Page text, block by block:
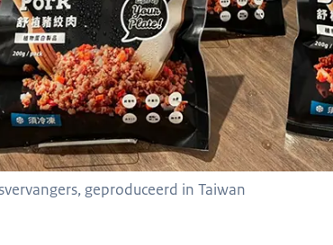
geproduceerd in Taiwan